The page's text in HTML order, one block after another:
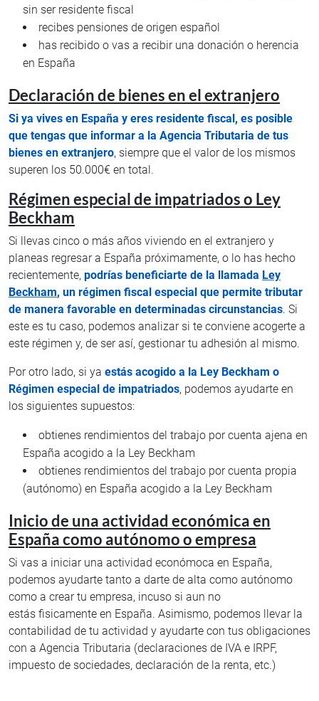
sin ser residente fiscal
recibes pensiones de origen español
has recibido o vas a recibir una donación o herencia
en España
Declaración de bienes en el extranjero
Si ya vives en España y eres residente fiscal, es posible
que tengas que informar a la Agencia Tributaria de tus
bienes en extranjero, siempre que el valor de los mismos
superen los 50.000€ en total.
Régimen especial de impatriados o Ley
Beckham
Si llevas cinco o más años viviendo en el extranjero y
planeas regresar a España próximamente, o lo has hecho
recientemente, podrías beneficiarte de la llamada Ley
Beckham, un régimen fiscal especial que permite tributar
de manera favorable en determinadas circunstancias. Si
este es tu caso, podemos analizar si te conviene acogerte a
este régimen y, de ser así, gestionar tu adhesión al mismo.
Por otro lado, si ya estás acogido a la Ley Beckham o
Régimen especial de impatriados, podemos ayudarte en
los siguientes supuestos:
obtienes rendimientos del trabajo por cuenta ajena en
España acogido a la Ley Beckham
obtienes rendimientos del trabajo por cuenta propia
(autónomo) en España acogido a la Ley Beckham
Inicio de una actividad económica en
España como autónomo o empresa
Si vas a iniciar una actividad económoca en España,
podemos ayudarte tanto a darte de alta como autónomo
como a crear tu empresa, incuso si aun no
estás fisicamente en España. Asimismo, podemos llevar la
contabilidad de tu actividad y ayudarte con tus obligaciones
con a Agencia Tributaria (declaraciones de IVA e IRPF,
impuesto de sociedades, declaración de la renta, etc.)